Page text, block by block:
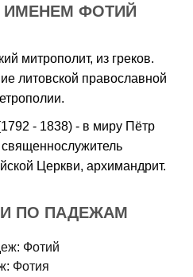
ИМЕНЕМ ФОТИЙ
митрополит, из греков.
литовской православной
- 1838) - в миру Пётр
Церкви, архимандрит.
ПО ПАДЕЖАМ
Фотий
Фотия